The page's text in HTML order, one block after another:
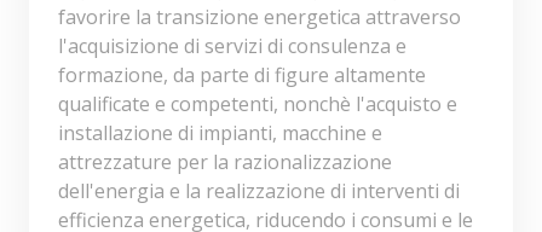
favorire la transizione energetica attraverso
l'acquisizione di servizi di consulenza e
formazione, da parte di figure altamente
qualificate e competenti, nonchè l'acquisto e
installazione di impianti, macchine e
attrezzature per la razionalizzazione
dell'energia e la realizzazione di interventi di
efficienza energetica, riducendo i consumi e le